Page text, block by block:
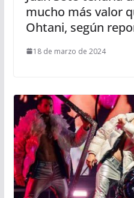
mucho más valor
Ohtani, según
18 de marzo de 2024